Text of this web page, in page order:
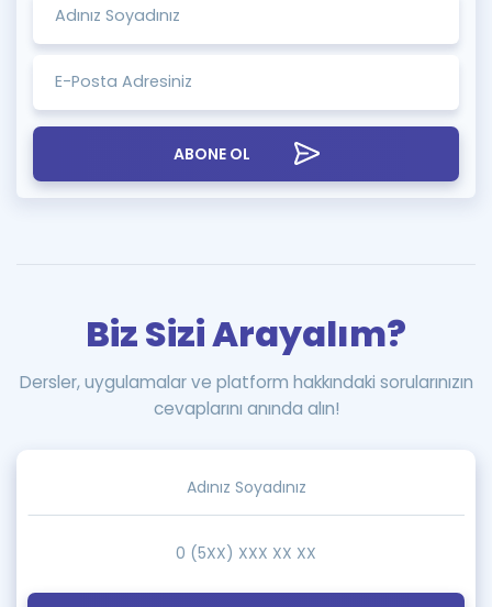
ABONE OL
Biz Sizi Arayalım?
Dersler, uygulamalar ve platform hakkındaki sorularınızın
cevaplarını anında alın!